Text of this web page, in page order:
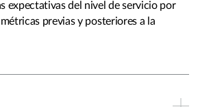
expectativas del nivel de servicio por
métricas previas y posteriores a la